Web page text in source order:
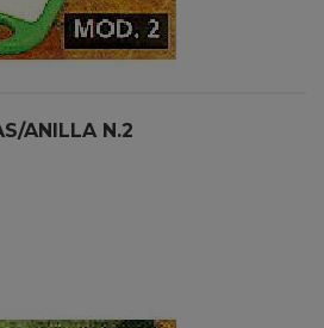
ANILLA N.2